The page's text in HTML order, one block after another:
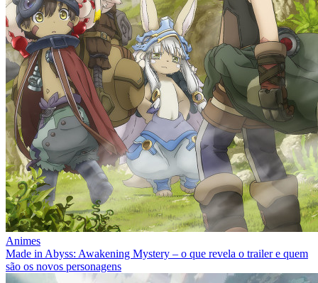
Animes
Made in Abyss: Awakening Mystery – o que revela o trailer e quem
são os novos personagens